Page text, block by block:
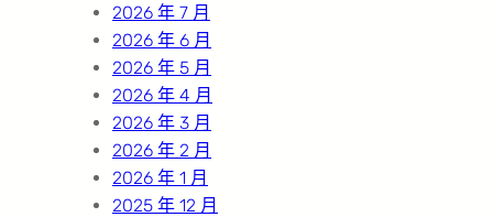
2026 年 7 月
2026 年 6 月
2026 年 5 月
2026 年 4 月
2026 年 3 月
2026 年 2 月
2026 年 1 月
2025 年 12 月